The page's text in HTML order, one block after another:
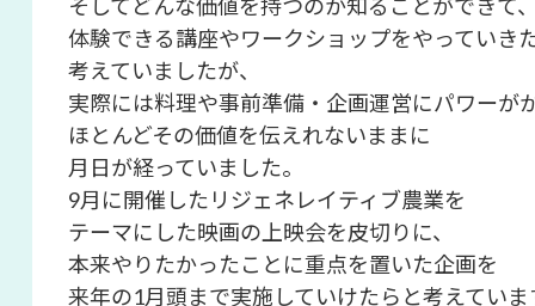
そしてどんな価値を持つのか知ることができて、
体験できる講座やワークショップをやっていき
考えていましたが、
実際には料理や事前準備・企画運営にパワーがか
ほとんどその価値を伝えれないままに
月日が経っていました。
9月に開催したリジェネレイティブ農業を
テーマにした映画の上映会を皮切りに、
本来やりたかったことに重点を置いた企画を
来年の1月頭まで実施していけたらと考えていま